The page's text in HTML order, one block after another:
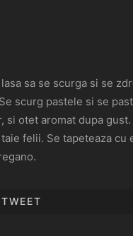
sa se scurga si se
scurg pastele si se
si otet aromat dupa
felii. Se tapeteaza cu
TWEET